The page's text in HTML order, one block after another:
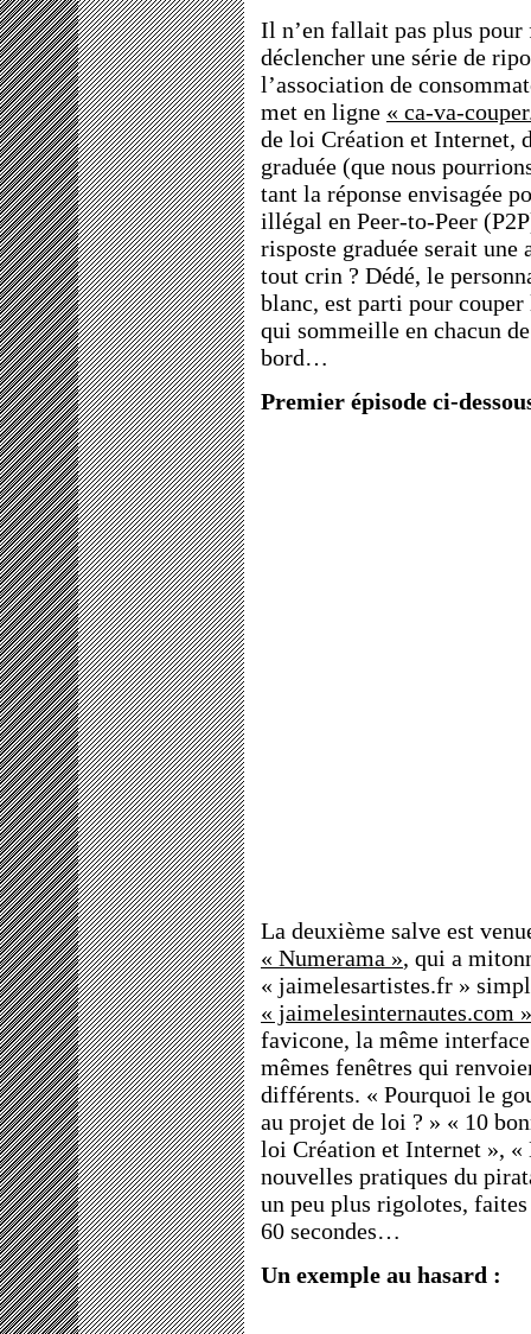
Il n’en fallait pas plus
déclencher une série de
l’association de
met en ligne « ca-va-
de loi Création et Internet,
graduée (que nous
tant la réponse envisagée
illégal en Peer-to-Peer
risposte graduée serait une
tout crin ? Dédé, le
blanc, est parti pour
qui sommeille en chacun
bord…
Premier épisode ci-
La deuxième salve est
« Numerama », qui a
« jaimelesartistes.fr »
« jaimelesinternautes.com »
favicone, la même
mêmes fenêtres qui
différents. « Pourquoi le
au projet de loi ? » « 10
loi Création et Internet »,
nouvelles pratiques du
un peu plus rigolotes,
60 secondes…
Un exemple au hasard :